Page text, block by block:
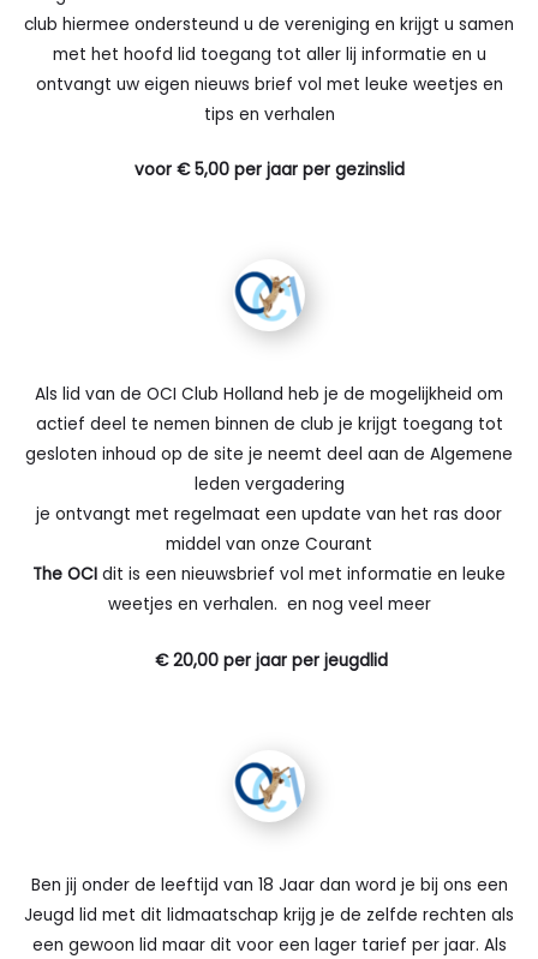
club hiermee ondersteund u de vereniging en krijgt u samen
met het hoofd lid toegang tot aller lij informatie en u
ontvangt uw eigen nieuws brief vol met leuke weetjes en
tips en verhalen
voor € 5,00 per jaar per gezinslid
Als lid van de OCI Club Holland heb je de mogelijkheid om
actief deel te nemen binnen de club je krijgt toegang tot
gesloten inhoud op de site je neemt deel aan de Algemene
leden vergadering
je ontvangt met regelmaat een update van het ras door
middel van onze Courant
The OCI dit is een nieuwsbrief vol met informatie en leuke
weetjes en verhalen. en nog veel meer
€ 20,00 per jaar per jeugdlid
Ben jij onder de leeftijd van 18 Jaar dan word je bij ons een
Jeugd lid met dit lidmaatschap krijg je de zelfde rechten als
een gewoon lid maar dit voor een lager tarief per jaar. Als